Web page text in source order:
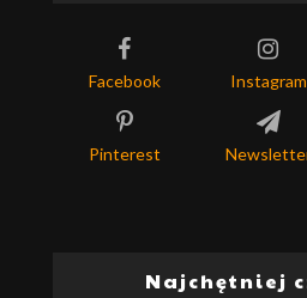
Facebook Instagram
Pinterest
Najchętniej